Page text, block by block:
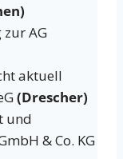
AG
aktuell
(Drescher)
und
& Co. KG